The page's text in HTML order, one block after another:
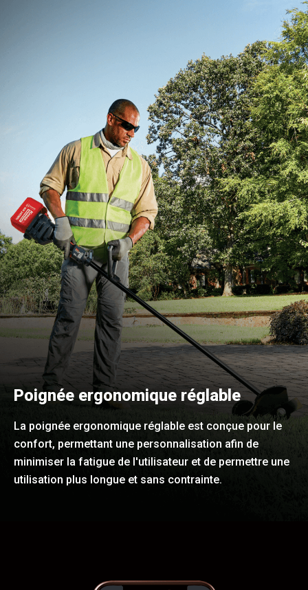
Poignée ergonomique réglable
La poignée ergonomique réglable est conçue pour le
confort, permettant une personnalisation afin de
minimiser la fatigue de l'utilisateur et de permettre une
utilisation plus longue et sans contrainte.